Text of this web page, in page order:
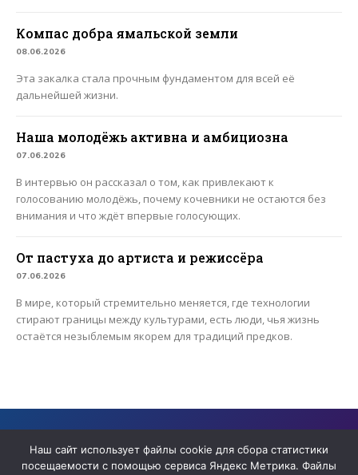
Компас добра ямальской земли
08.06.2026
Эта закалка стала прочным фундаментом для всей её
дальнейшей жизни.
Наша молодёжь активна и амбициозна
07.06.2026
В интервью он рассказал о том, как привлекают к
голосованию молодёжь, почему кочевники не остаются без
внимания и что ждёт впервые голосующих.
От пастуха до артиста и режиссёра
07.06.2026
В мире, который стремительно меняется, где технологии
стирают границы между культурами, есть люди, чья жизнь
остаётся незыблемым якорем для традиций предков.
прекратившего деятельность в качестве СМИ
Наш сайт использует файлы cookie для сбора статистики
посещаемости с помощью сервиса Яндекс Метрика. Файлы